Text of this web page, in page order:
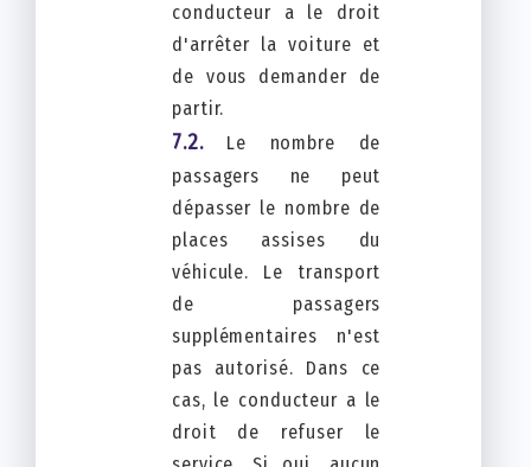
conducteur a le droit
d'arrêter la voiture et
de vous demander de
partir.
Le nombre de
passagers ne peut
dépasser le nombre de
places assises du
véhicule. Le transport
de passagers
supplémentaires n'est
pas autorisé. Dans ce
cas, le conducteur a le
droit de refuser le